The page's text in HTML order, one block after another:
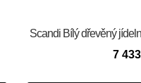
Scandi Bílý dřevěný
7 433